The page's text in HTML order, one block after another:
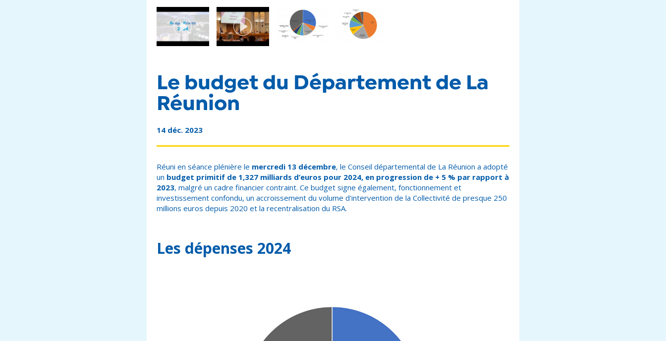
Le budget du Département de La
Réunion
14 déc. 2023
Réuni en séance plénière le mercredi 13 décembre, le Conseil départemental de La Réunion a adopté
un budget primitif de 1,327 milliards d’euros pour 2024, en progression de + 5 % par rapport à
2023, malgré un cadre financier contraint. Ce budget signe également, fonctionnement et
investissement confondu, un accroissement du volume d'intervention de la Collectivité de presque 250
millions euros depuis 2020 et la recentralisation du RSA.
Les dépenses 2024